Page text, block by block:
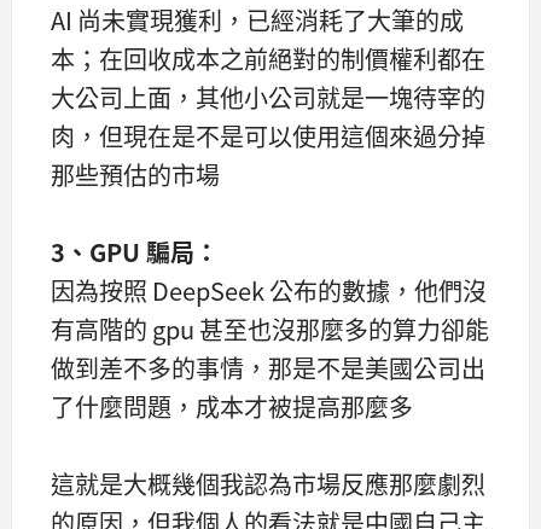
AI 尚未實現獲利，已經消耗了大筆的成
本；在回收成本之前絕對的制價權利都在
大公司上面，其他小公司就是一塊待宰的
肉，但現在是不是可以使用這個來過分掉
那些預估的市場
3、GPU 騙局：
因為按照 DeepSeek 公布的數據，他們沒
有高階的 gpu 甚至也沒那麼多的算力卻能
做到差不多的事情，那是不是美國公司出
了什麼問題，成本才被提高那麼多
這就是大概幾個我認為市場反應那麼劇烈